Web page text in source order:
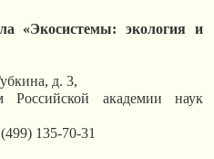
«Экосистемы: экология и
д. 3,
Российской академии наук
135-70-31